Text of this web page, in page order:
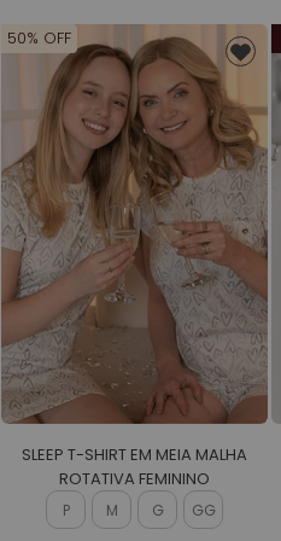
50% OFF
SLEEP T-SHIRT EM MEIA MALHA
ROTATIVA FEMININO
P M G GG